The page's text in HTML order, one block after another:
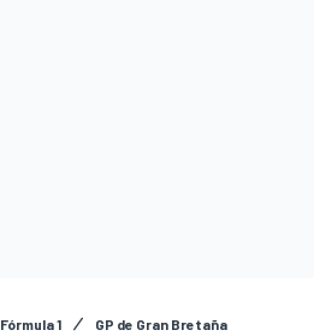
Fórmula 1 GP de Gran Bretaña